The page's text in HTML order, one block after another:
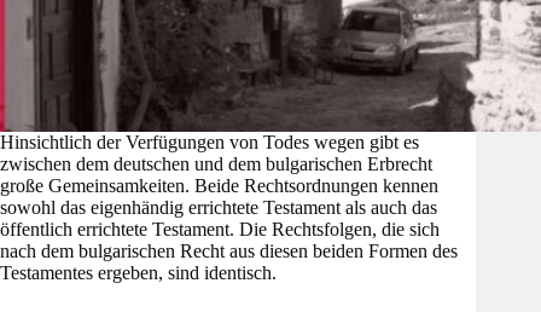
Hinsichtlich der Verfügungen von Todes wegen gibt es
zwischen dem deutschen und dem bulgarischen Erbrecht
große Gemeinsamkeiten. Beide Rechtsordnungen kennen
sowohl das eigenhändig errichtete Testament als auch das
öffentlich errichtete Testament. Die Rechtsfolgen, die sich
nach dem bulgarischen Recht aus diesen beiden Formen des
Testamentes ergeben, sind identisch.